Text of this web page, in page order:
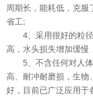
周期长，能耗低，克
省工;
4、采用很好的粒径
高，水头损失增加缓慢
5、不含任何对人体
高、耐冲耐磨损，生物
好，目前已广泛应用于